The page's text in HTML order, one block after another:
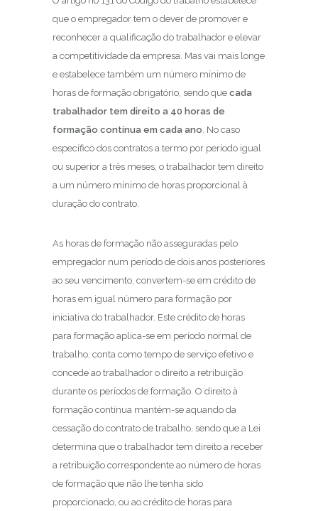
que o empregador tem o dever de promover e
reconhecer a qualificação do trabalhador e elevar
a competitividade da empresa. Mas vai mais longe
e estabelece também um número mínimo de
horas de formação obrigatório, sendo que cada
trabalhador tem direito a 40 horas de
formação contínua em cada ano. No caso
específico dos contratos a termo por período igual
ou superior a três meses, o trabalhador tem direito
a um número mínimo de horas proporcional à
duração do contrato.
As horas de formação não asseguradas pelo
empregador num período de dois anos posteriores
ao seu vencimento, convertem-se em crédito de
horas em igual número para formação por
iniciativa do trabalhador. Este crédito de horas
para formação aplica-se em período normal de
trabalho, conta como tempo de serviço efetivo e
concede ao trabalhador o direito a retribuição
durante os períodos de formação. O direito à
formação contínua mantém-se aquando da
cessação do contrato de trabalho, sendo que a Lei
determina que o trabalhador tem direito a receber
a retribuição correspondente ao número de horas
de formação que não lhe tenha sido
proporcionado, ou ao crédito de horas para